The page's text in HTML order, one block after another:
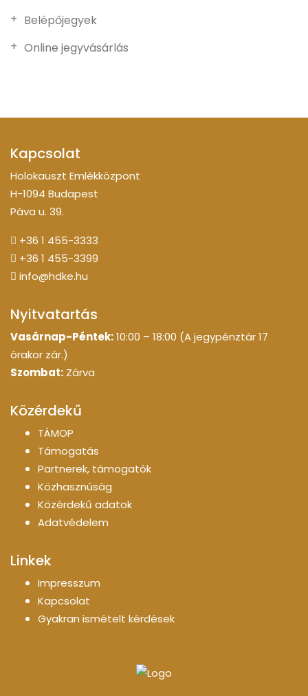
Belépőjegyek
Online jegyvásárlás
Kapcsolat
Holokauszt Emlékközpont
H-1094 Budapest
Páva u. 39.
+36 1 455-3333
+36 1 455-3399
info@hdke.hu
Nyitvatartás
Vasárnap-Péntek:10:00 – 18:00 (A jegypénztár 17
órakor zár.)
Szombat: Zárva
Közérdekű
TÁMOP
Támogatás
Partnerek, támogatók
Közhasznúság
Közérdekű adatok
Adatvédelem
Linkek
Impresszum
Kapcsolat
Gyakran ismételt kérdések